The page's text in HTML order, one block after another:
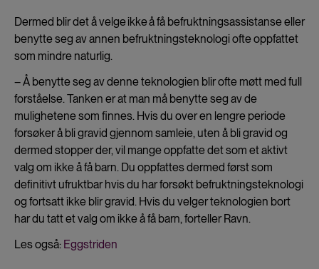
Dermed blir det å velge ikke å få befruktningsassistanse eller
benytte seg av annen befruktningsteknologi ofte oppfattet
som mindre naturlig.
– Å benytte seg av denne teknologien blir ofte møtt med full
forståelse. Tanken er at man må benytte seg av de
mulighetene som finnes. Hvis du over en lengre periode
forsøker å bli gravid gjennom samleie, uten å bli gravid og
dermed stopper der, vil mange oppfatte det som et aktivt
valg om ikke å få barn. Du oppfattes dermed først som
definitivt ufruktbar hvis du har forsøkt befruktningsteknologi
og fortsatt ikke blir gravid. Hvis du velger teknologien bort
har du tatt et valg om ikke å få barn, forteller Ravn.
Les også: Eggstriden